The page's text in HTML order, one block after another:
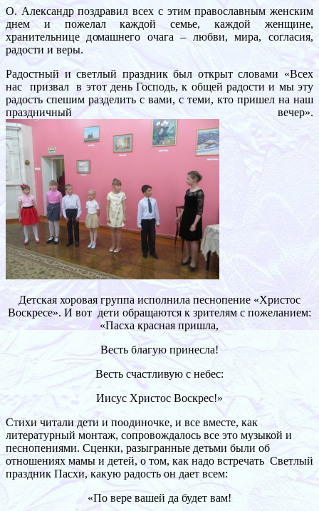
О. Александр поздравил всех с этим православным женским
днем и пожелал каждой семье, каждой женщине,
хранительнице домашнего очага – любви, мира, согласия,
радости и веры.
Радостный и светлый праздник был открыт словами «Всех
нас призвал в этот день Господь, к общей радости и мы эту
радость спешим разделить с вами, с теми, кто пришел на наш
праздничный вечер».
Детская хоровая группа исполнила песнопение «Христос
Воскресе». И вот дети обращаются к зрителям с пожеланием:
«Пасха красная пришла,
Весть благую принесла!
Весть счастливую с небес:
Иисус Христос Воскрес!»
Стихи читали дети и поодиночке, и все вместе, как
литературный монтаж, сопровождалось все это музыкой и
песнопениями. Сценки, разыгранные детьми были об
отношениях мамы и детей, о том, как надо встречать Светлый
праздник Пасхи, какую радость он дает всем:
«По вере вашей да будет вам!